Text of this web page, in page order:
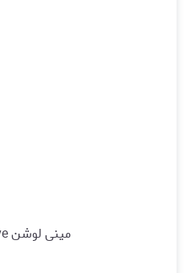
مینی لوشن Body love